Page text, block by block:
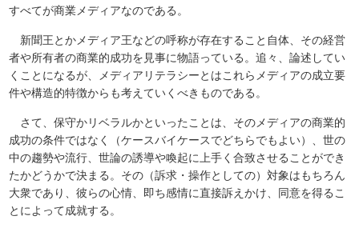
すべてが商業メディアなのである。
新聞王とかメディア王などの呼称が存在すること自体、その経営
者や所有者の商業的成功を見事に物語っている。追々、論述してい
くことになるが、メディアリテラシーとはこれらメディアの成立要
件や構造的特徴からも考えていくべきものである。
さて、保守かリベラルかといったことは、そのメディアの商業的
成功の条件ではなく（ケースバイケースでどちらでもよい）、世の
中の趨勢や流行、世論の誘導や喚起に上手く合致させることができ
たかどうかで決まる。その（訴求・操作としての）対象はもちろん
大衆であり、彼らの心情、即ち感情に直接訴えかけ、同意を得るこ
とによって成就する。